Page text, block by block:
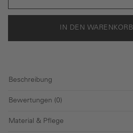
IN DEN WARENKORB
Beschreibung
Bewertungen (0)
Material & Pflege